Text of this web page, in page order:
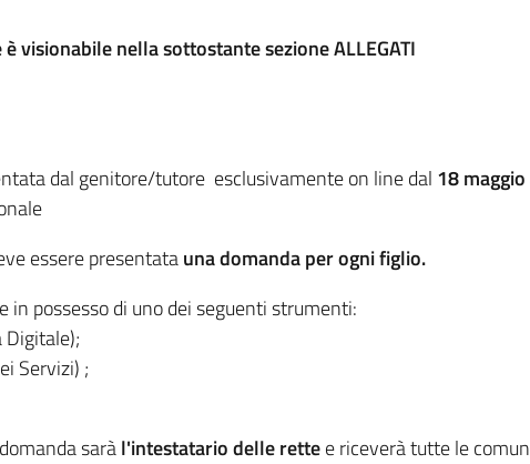
visionabile nella sottostante sezione ALLEGATI
dal genitore/tutore esclusivamente on line dal 18
essere presentatauna domanda per ogni figlio.
in possesso di uno dei seguenti strumenti:
Servizi) ;
saràl'intestatario delle rettee riceverà tutte le